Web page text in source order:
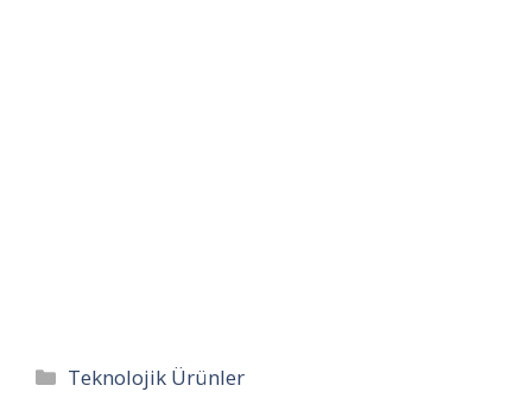
Kategoriler
Teknolojik Ürünler